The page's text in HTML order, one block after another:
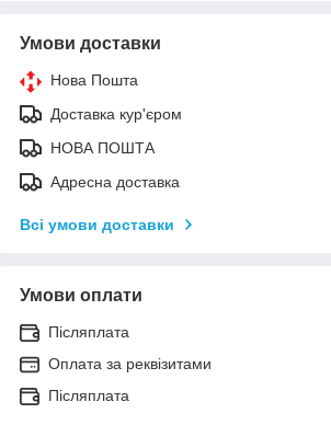
Умови доставки
Нова Пошта
Доставка кур'єром
НОВА ПОШТА
Адресна доставка
Всі умови доставки
Умови оплати
Післяплата
Оплата за реквізитами
Післяплата